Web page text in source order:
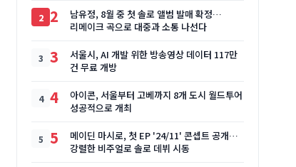
2
남유정, 8월 중 첫 솔로 앨범 발매 확정…
리메이크 곡으로 대중과 소통 나선다
3
서울시, AI 개발 위한 방송영상 데이터 117만
건 무료 개방
4
아이콘, 서울부터 고베까지 8개 도시 월드투어
성공적으로 개최
5
메이딘 마시로, 첫 EP '24/11' 콘셉트 공개…
강렬한 비주얼로 솔로 데뷔 시동